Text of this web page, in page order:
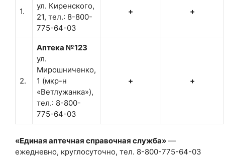
1.
ул. Киренского,
21, тел.: 8-800-
775-64-03
+ +
2.
Аптека №123
ул.
Мирошниченко,
1 (мкр-н
«Ветлужанка»),
тел.: 8-800-
775-64-03
+ +
«Единая аптечная справочная служба» —
ежедневно, круглосуточно, тел. 8-800-775-64-03